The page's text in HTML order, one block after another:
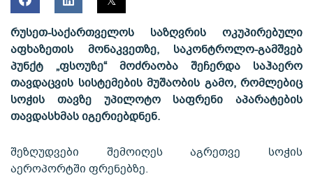
რუსეთ-საქართველოს საზღვრის ოკუპირებული
აფხაზეთის მონაკვეთზე, საკონტროლო-გამშვებ
პუნქტ „ფსოუზე“ მოძრაობა შეჩერდა საჰაერო
თავდაცვის სისტემების მუშაობის გამო, რომლებიც
სოჭის თავზე უპილოტო საფრენი აპარატების
თავდასხმას იგერიებდნენ.
შეზღუდვები შემოიღეს აგრეთვე სოჭის
აეროპორტში ფრენებზე.